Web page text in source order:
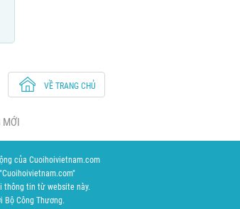
VỀ TRANG CHỦ
MỚI
của Cuoihoivietnam.com
thông tin từ website này.
Bộ Công Thương.